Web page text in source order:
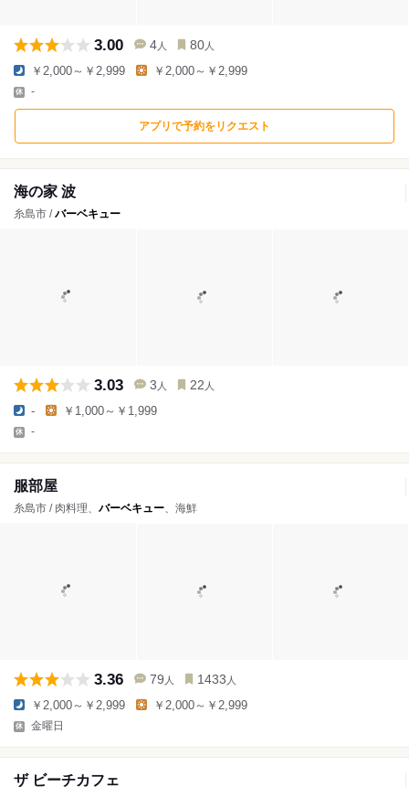
3.00 4 人 80 人
￥2,000～￥2,999 ￥2,000～￥2,999
-
アプリで予約をリクエスト
海の家 波
糸島市 /バーベキュー
3.03 3 人 22 人
- ￥1,000～￥1,999
-
服部屋
糸島市 / 肉料理、 バーベキュー、海鮮
3.36 79 人 1433 人
￥2,000～￥2,999 ￥2,000～￥2,999
金曜日
ザ ビーチカフェ